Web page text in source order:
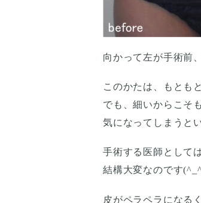
向かって左が手術前
このかたは、もとも
でも、細いからこそ
気になってしまうと
手術する医師として
結構大変なのです
皮がペラペラになる